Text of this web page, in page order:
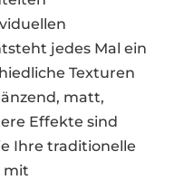
jedes Mal ein
Texturen
matt,
Effekte sind
Ihre traditionelle
mit